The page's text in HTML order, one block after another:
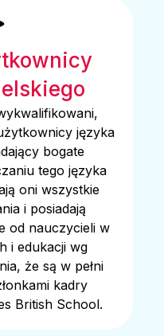
języka
bogate
tego języka
oni wszystkie
i posiadają
od nauczycieli w
i edukacji wg
że ​​są w pełni
kadry
British School.